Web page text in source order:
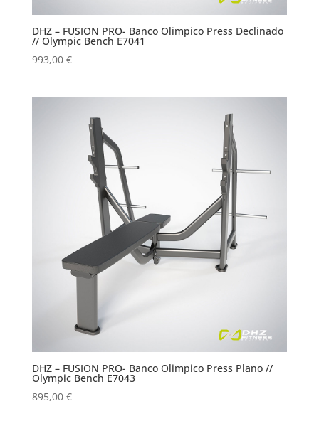
DHZ – FUSION PRO- Banco Olimpico Press Declinado
// Olympic Bench E7041
993,00 €
DHZ – FUSION PRO- Banco Olimpico Press Plano //
Olympic Bench E7043
895,00 €